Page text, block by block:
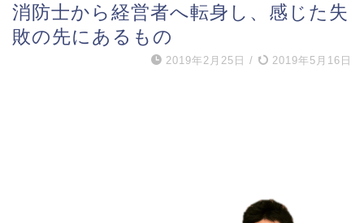
消防士から経営者へ転身し、感じた失
敗の先にあるもの
2019年2月25日 / 2019年5月16日